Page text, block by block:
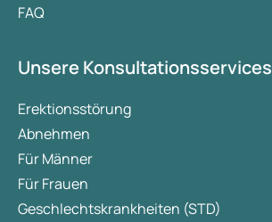
FAQ
Unsere Konsultationsservices
Erektionsstörung
Abnehmen
Für Männer
Für Frauen
Geschlechtskrankheiten (STD)